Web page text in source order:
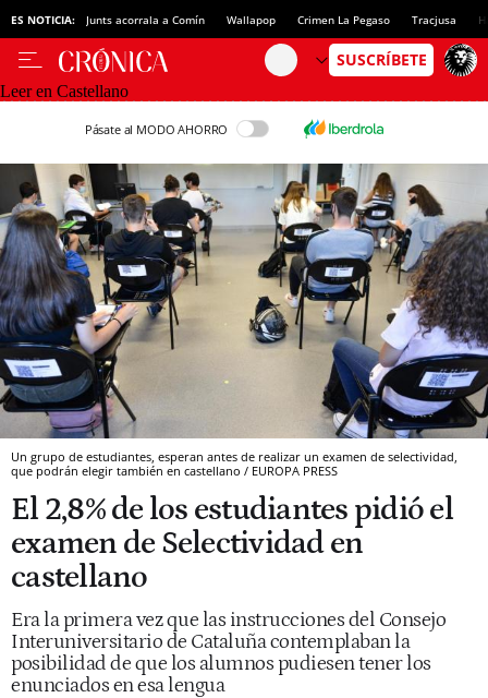
ES NOTICIA: Junts acorrala a Comín Wallapop Crimen La Pegaso Tracjusa
Leer en Castellano
Pásate al MODO AHORRO
Un grupo de estudiantes, esperan antes de realizar un examen de selectividad,
que podrán elegir también en castellano / EUROPA PRESS
El 2,8% de los estudiantes pidió el
examen de Selectividad en
castellano
Era la primera vez que las instrucciones del Consejo
Interuniversitario de Cataluña contemplaban la
posibilidad de que los alumnos pudiesen tener los
enunciados en esa lengua